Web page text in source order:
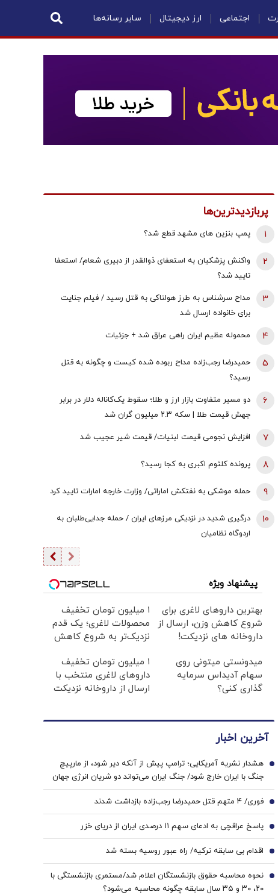
اجتماعی ارز دیجیتال سایر رسانه‌ها
پربازدیدترین‌ها
پمپ بنزین های مشهد قطع شد؟ 1
واکنش پزشکیان به استعفای ذوالقدر از دبیری شعام/ استعفا
تایید شد؟
2
مداح سرشناس به طرز هولناکی به قتل رسید / فیلم جنایت
برای خانواده ارسال شد
3
محموله عظیم ایران راهی عراق شد + جزئیات 4
حمیدرضا رجب‌زاده مداح ربوده شده کیست و چگونه به قتل
رسید؟
5
دو مسیر متفاوت بازار ارز و طلا؛ سقوط یک‌کاناله دلار در برابر
جهش قیمت طلا | سکه ۲.۳ میلیون گران شد
6
افزایش نجومی قیمت لبنیات/ قیمت شیر عجیب شد 7
پرونده کلثوم اکبری به کجا رسید؟ 8
حمله موشکی به نفتکش اماراتی/ وزارت خارجه امارات تایید کرد 9
درگیری شدید در نزدیکی مرز‌های ایران / حمله جدایی‌طلبان به
اردوگاه نظامیان
10
پیشنهاد ویژه
بهترین داروهای لاغری برای
شروع کاهش وزن، ارسال از
داروخانه های نزدیکت!
۱ میلیون تومان تخفیف
محصولات لاغری؛ یک قدم
نزدیک‌تر به شروع کاهش
میدونستی میتونی روی
سهام آدیداس سرمایه
گذاری کنی؟
۱ میلیون تومان تخفیف
داروهای لاغری منتخب با
ارسال از داروخانه نزدیکت
آخرین اخبار
هشدار نشریه آمریکایی؛ ترامپ پیش از آنکه دیر شود، از مارپیچ
جنگ با ایران خارج شود/ جنگ ایران می‌تواند دو شریان انرژی جهان
را به خطر بیندازد
1
فوری/ ۴ متهم قتل حمیدرضا رجب‌زاده بازداشت شدند 2
پاسخ عراقچی به ادعای سهم ۱۱ درصدی ایران از دریای خزر 3
اقدام بی سابقه ترکیه/ راه عبور روسیه بسته شد 4
نحوه محاسبه حقوق بازنشستگان اعلام شد/مستمری بازنشستگی با
۲۰، ۳۰ و ۳۵ سال سابقه چگونه محاسبه می‌شود؟
5